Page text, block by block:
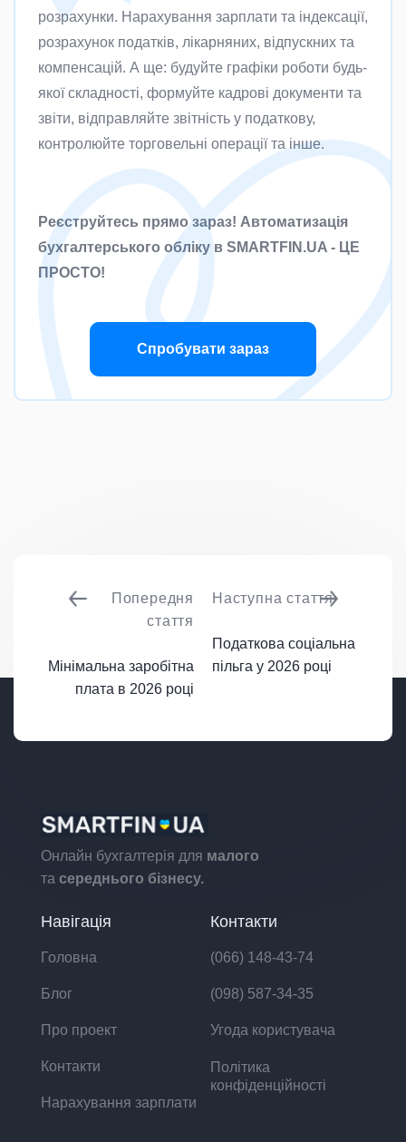
розрахунки. Нарахування зарплати та індексації,
розрахунок податків, лікарняних, відпускних та
компенсацій. А ще: будуйте графіки роботи будь-
якої складності, формуйте кадрові документи та
звіти, відправляйте звітність у податкову,
контролюйте торговельні операції та інше.
Реєструйтесь прямо зараз! Автоматизація
бухгалтерського обліку в SMARTFIN.UA - ЦЕ
ПРОСТО!
Спробувати зараз
Попередня
стаття
Мінімальна заробітна
плата в 2026 році
Наступна стаття
Податкова соціальна
пільга у 2026 році
Онлайн бухгалтерія для малого
та середнього бізнесу.
Навігація
Головна
Блог
Про проект
Контакти
Нарахування зарплати
Контакти
(066) 148-43-74
(098) 587-34-35
Угода користувача
Політика
конфіденційності